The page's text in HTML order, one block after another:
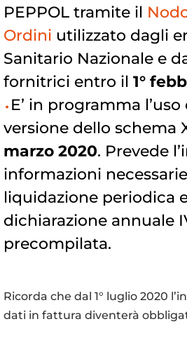
PEPPOL tramite il
Ordini utilizzato dagli
Sanitario Nazionale e
fornitrici entro il 1°
E’ in programma
versione dello schema
marzo 2020. Prevede
informazioni
liquidazione periodica
dichiarazione annuale
precompilata.
Ricorda che dal 1° luglio 2020
dati in fattura diventerà